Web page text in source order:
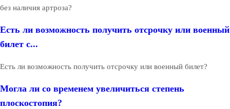
без наличия артроза?
Есть ли возможность получить отсрочку или военный
билет с...
Есть ли возможность получить отсрочку или военный билет?
Могла ли со временем увеличиться степень
плоскостопия?